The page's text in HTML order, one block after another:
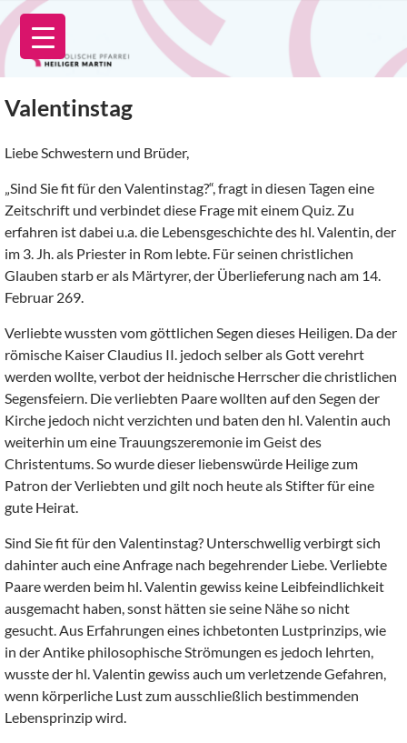
Zum
Inhalt
springen
Valentinstag
Liebe Schwestern und Brüder,
„Sind Sie fit für den Valentinstag?“, fragt in diesen Tagen eine
Zeitschrift und verbindet diese Frage mit einem Quiz. Zu
erfahren ist dabei u.a. die Lebensgeschichte des hl. Valentin, der
im 3. Jh. als Priester in Rom lebte. Für seinen christlichen
Glauben starb er als Märtyrer, der Überlieferung nach am 14.
Februar 269.
Verliebte wussten vom göttlichen Segen dieses Heiligen. Da der
römische Kaiser Claudius II. jedoch selber als Gott verehrt
werden wollte, verbot der heidnische Herrscher die christlichen
Segensfeiern. Die verliebten Paare wollten auf den Segen der
Kirche jedoch nicht verzichten und baten den hl. Valentin auch
weiterhin um eine Trauungszeremonie im Geist des
Christentums. So wurde dieser liebenswürde Heilige zum
Patron der Verliebten und gilt noch heute als Stifter für eine
gute Heirat.
Sind Sie fit für den Valentinstag? Unterschwellig verbirgt sich
dahinter auch eine Anfrage nach begehrender Liebe. Verliebte
Paare werden beim hl. Valentin gewiss keine Leibfeindlichkeit
ausgemacht haben, sonst hätten sie seine Nähe so nicht
gesucht. Aus Erfahrungen eines ichbetonten Lustprinzips, wie
in der Antike philosophische Strömungen es jedoch lehrten,
wusste der hl. Valentin gewiss auch um verletzende Gefahren,
wenn körperliche Lust zum ausschließlich bestimmenden
Lebensprinzip wird.